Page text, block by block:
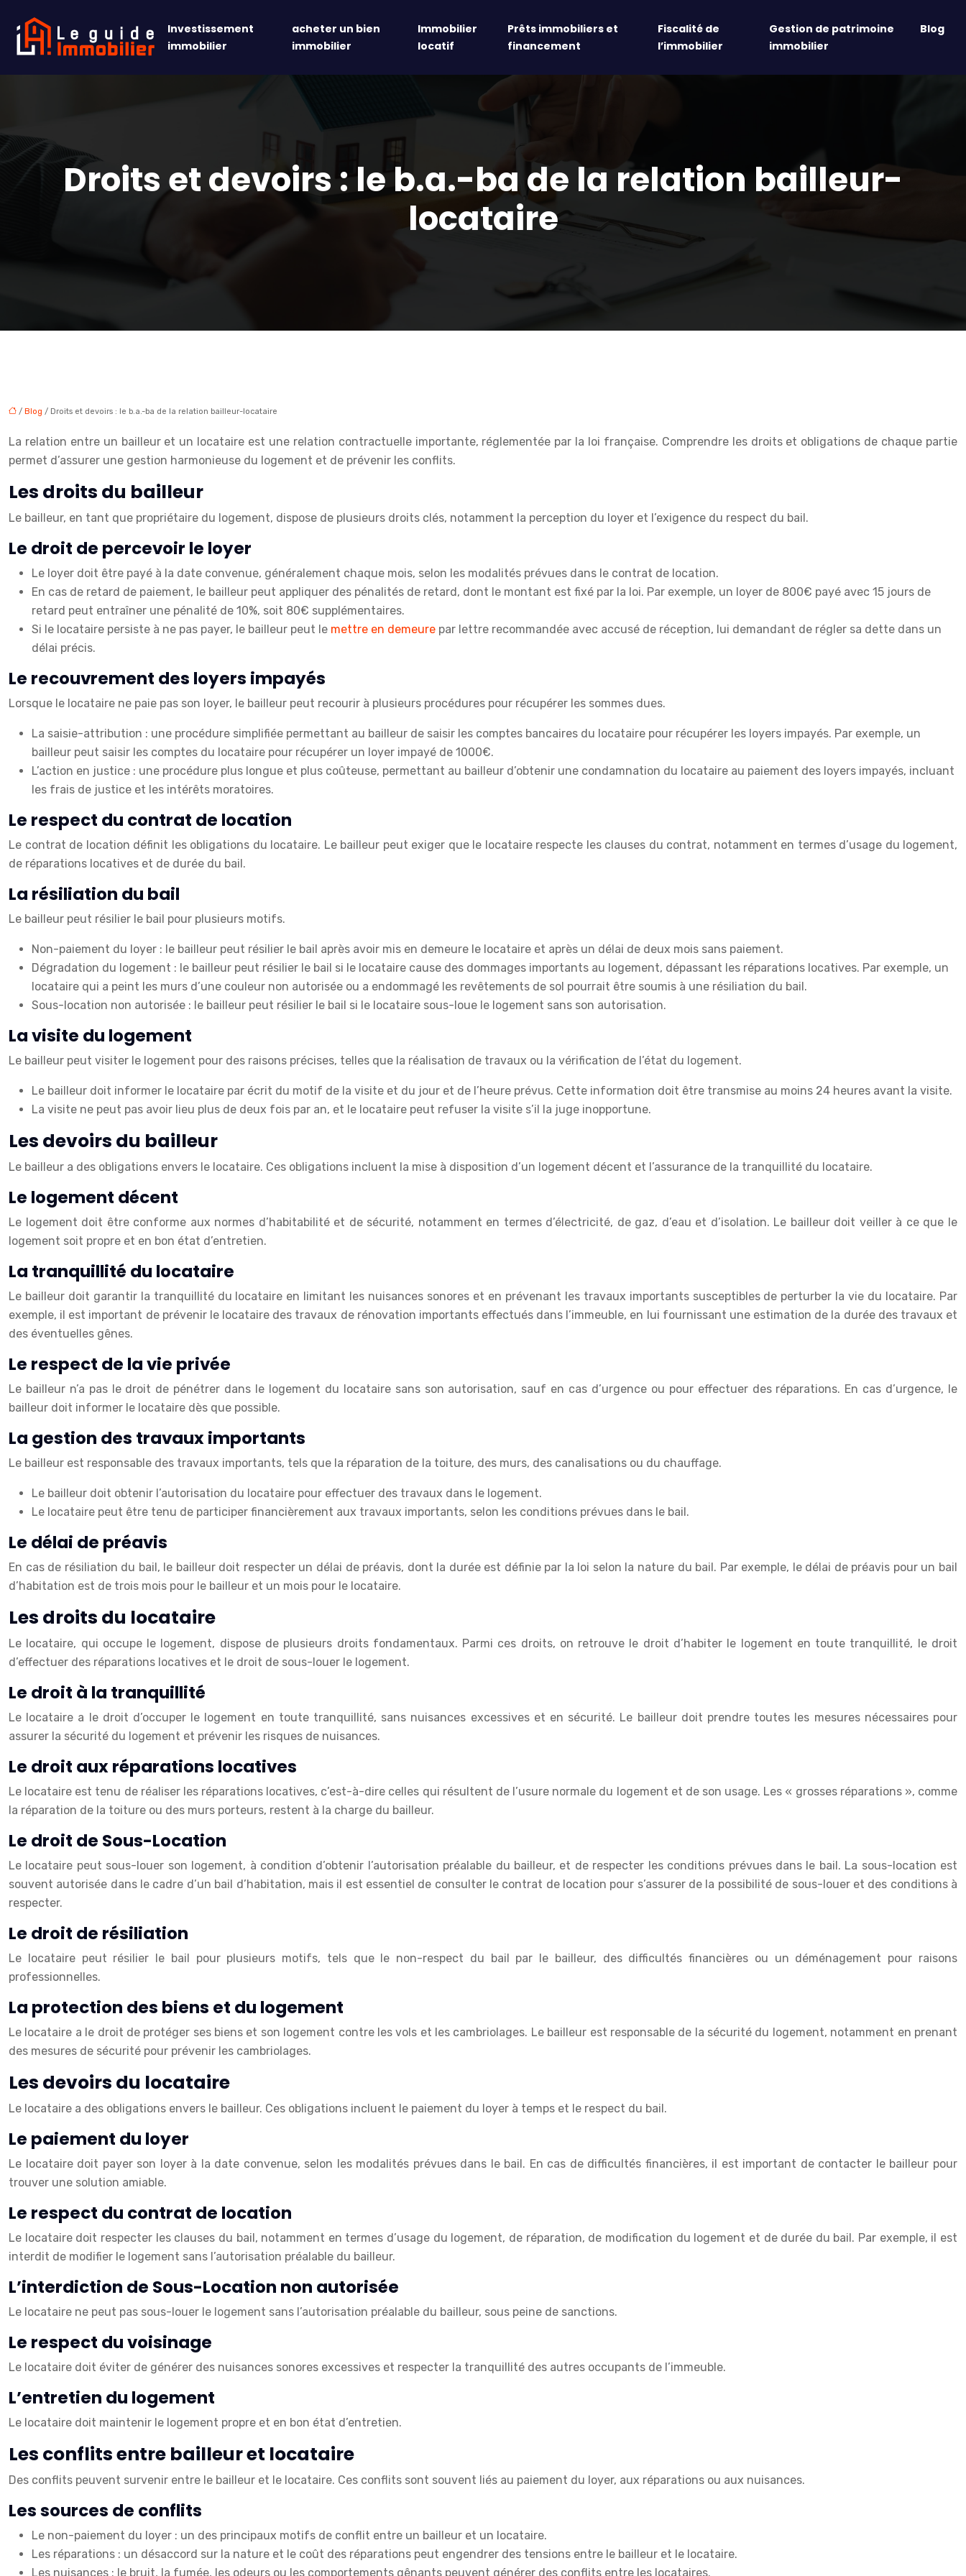
Investissement
immobilier
acheter un bien
immobilier
Immobilier
locatif
Prêts immobiliers et
financement
Fiscalité de
l’immobilier
Gestion de patrimoine
immobilier
Blog
Droits et devoirs : le b.a.-ba de la relation bailleur-
locataire
/ Blog / Droits et devoirs : le b.a.-ba de la relation bailleur-locataire
La relation entre un bailleur et un locataire est une relation contractuelle importante, réglementée par la loi française. Comprendre les droits et obligations de chaque partie
permet d’assurer une gestion harmonieuse du logement et de prévenir les conflits.
Les droits du bailleur
Le bailleur, en tant que propriétaire du logement, dispose de plusieurs droits clés, notamment la perception du loyer et l’exigence du respect du bail.
Le droit de percevoir le loyer
Le loyer doit être payé à la date convenue, généralement chaque mois, selon les modalités prévues dans le contrat de location.
En cas de retard de paiement, le bailleur peut appliquer des pénalités de retard, dont le montant est fixé par la loi. Par exemple, un loyer de 800€ payé avec 15 jours de
retard peut entraîner une pénalité de 10%, soit 80€ supplémentaires.
Si le locataire persiste à ne pas payer, le bailleur peut le mettre en demeure par lettre recommandée avec accusé de réception, lui demandant de régler sa dette dans un
délai précis.
Le recouvrement des loyers impayés
Lorsque le locataire ne paie pas son loyer, le bailleur peut recourir à plusieurs procédures pour récupérer les sommes dues.
La saisie-attribution : une procédure simplifiée permettant au bailleur de saisir les comptes bancaires du locataire pour récupérer les loyers impayés. Par exemple, un
bailleur peut saisir les comptes du locataire pour récupérer un loyer impayé de 1000€.
L’action en justice : une procédure plus longue et plus coûteuse, permettant au bailleur d’obtenir une condamnation du locataire au paiement des loyers impayés, incluant
les frais de justice et les intérêts moratoires.
Le respect du contrat de location
Le contrat de location définit les obligations du locataire. Le bailleur peut exiger que le locataire respecte les clauses du contrat, notamment en termes d’usage du logement,
de réparations locatives et de durée du bail.
La résiliation du bail
Le bailleur peut résilier le bail pour plusieurs motifs.
Non-paiement du loyer : le bailleur peut résilier le bail après avoir mis en demeure le locataire et après un délai de deux mois sans paiement.
Dégradation du logement : le bailleur peut résilier le bail si le locataire cause des dommages importants au logement, dépassant les réparations locatives. Par exemple, un
locataire qui a peint les murs d’une couleur non autorisée ou a endommagé les revêtements de sol pourrait être soumis à une résiliation du bail.
Sous-location non autorisée : le bailleur peut résilier le bail si le locataire sous-loue le logement sans son autorisation.
La visite du logement
Le bailleur peut visiter le logement pour des raisons précises, telles que la réalisation de travaux ou la vérification de l’état du logement.
Le bailleur doit informer le locataire par écrit du motif de la visite et du jour et de l’heure prévus. Cette information doit être transmise au moins 24 heures avant la visite.
La visite ne peut pas avoir lieu plus de deux fois par an, et le locataire peut refuser la visite s’il la juge inopportune.
Les devoirs du bailleur
Le bailleur a des obligations envers le locataire. Ces obligations incluent la mise à disposition d’un logement décent et l’assurance de la tranquillité du locataire.
Le logement décent
Le logement doit être conforme aux normes d’habitabilité et de sécurité, notamment en termes d’électricité, de gaz, d’eau et d’isolation. Le bailleur doit veiller à ce que le
logement soit propre et en bon état d’entretien.
La tranquillité du locataire
Le bailleur doit garantir la tranquillité du locataire en limitant les nuisances sonores et en prévenant les travaux importants susceptibles de perturber la vie du locataire. Par
exemple, il est important de prévenir le locataire des travaux de rénovation importants effectués dans l’immeuble, en lui fournissant une estimation de la durée des travaux et
des éventuelles gênes.
Le respect de la vie privée
Le bailleur n’a pas le droit de pénétrer dans le logement du locataire sans son autorisation, sauf en cas d’urgence ou pour effectuer des réparations. En cas d’urgence, le
bailleur doit informer le locataire dès que possible.
La gestion des travaux importants
Le bailleur est responsable des travaux importants, tels que la réparation de la toiture, des murs, des canalisations ou du chauffage.
Le bailleur doit obtenir l’autorisation du locataire pour effectuer des travaux dans le logement.
Le locataire peut être tenu de participer financièrement aux travaux importants, selon les conditions prévues dans le bail.
Le délai de préavis
En cas de résiliation du bail, le bailleur doit respecter un délai de préavis, dont la durée est définie par la loi selon la nature du bail. Par exemple, le délai de préavis pour un bail
d’habitation est de trois mois pour le bailleur et un mois pour le locataire.
Les droits du locataire
Le locataire, qui occupe le logement, dispose de plusieurs droits fondamentaux. Parmi ces droits, on retrouve le droit d’habiter le logement en toute tranquillité, le droit
d’effectuer des réparations locatives et le droit de sous-louer le logement.
Le droit à la tranquillité
Le locataire a le droit d’occuper le logement en toute tranquillité, sans nuisances excessives et en sécurité. Le bailleur doit prendre toutes les mesures nécessaires pour
assurer la sécurité du logement et prévenir les risques de nuisances.
Le droit aux réparations locatives
Le locataire est tenu de réaliser les réparations locatives, c’est-à-dire celles qui résultent de l’usure normale du logement et de son usage. Les « grosses réparations », comme
la réparation de la toiture ou des murs porteurs, restent à la charge du bailleur.
Le droit de Sous-Location
Le locataire peut sous-louer son logement, à condition d’obtenir l’autorisation préalable du bailleur, et de respecter les conditions prévues dans le bail. La sous-location est
souvent autorisée dans le cadre d’un bail d’habitation, mais il est essentiel de consulter le contrat de location pour s’assurer de la possibilité de sous-louer et des conditions à
respecter.
Le droit de résiliation
Le locataire peut résilier le bail pour plusieurs motifs, tels que le non-respect du bail par le bailleur, des difficultés financières ou un déménagement pour raisons
professionnelles.
La protection des biens et du logement
Le locataire a le droit de protéger ses biens et son logement contre les vols et les cambriolages. Le bailleur est responsable de la sécurité du logement, notamment en prenant
des mesures de sécurité pour prévenir les cambriolages.
Les devoirs du locataire
Le locataire a des obligations envers le bailleur. Ces obligations incluent le paiement du loyer à temps et le respect du bail.
Le paiement du loyer
Le locataire doit payer son loyer à la date convenue, selon les modalités prévues dans le bail. En cas de difficultés financières, il est important de contacter le bailleur pour
trouver une solution amiable.
Le respect du contrat de location
Le locataire doit respecter les clauses du bail, notamment en termes d’usage du logement, de réparation, de modification du logement et de durée du bail. Par exemple, il est
interdit de modifier le logement sans l’autorisation préalable du bailleur.
L’interdiction de Sous-Location non autorisée
Le locataire ne peut pas sous-louer le logement sans l’autorisation préalable du bailleur, sous peine de sanctions.
Le respect du voisinage
Le locataire doit éviter de générer des nuisances sonores excessives et respecter la tranquillité des autres occupants de l’immeuble.
L’entretien du logement
Le locataire doit maintenir le logement propre et en bon état d’entretien.
Les conflits entre bailleur et locataire
Des conflits peuvent survenir entre le bailleur et le locataire. Ces conflits sont souvent liés au paiement du loyer, aux réparations ou aux nuisances.
Les sources de conflits
Le non-paiement du loyer : un des principaux motifs de conflit entre un bailleur et un locataire.
Les réparations : un désaccord sur la nature et le coût des réparations peut engendrer des tensions entre le bailleur et le locataire.
Les nuisances : le bruit, la fumée, les odeurs ou les comportements gênants peuvent générer des conflits entre les locataires.